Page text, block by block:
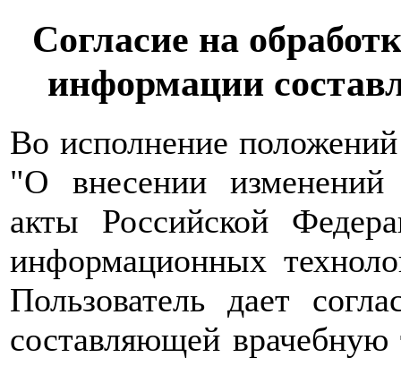
Согласие на
информации
Во исполнение
"О внесении изменений
акты Российской
информационных
Пользователь дает
составляющей врачебную